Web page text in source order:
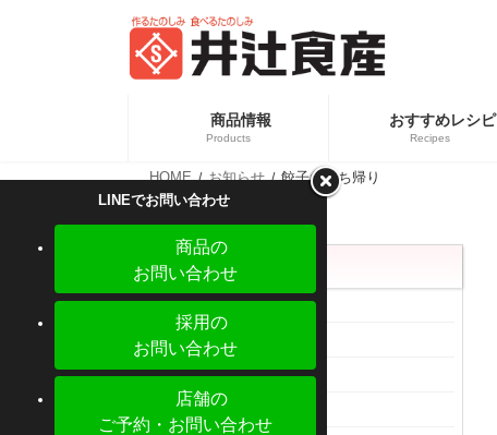
プ
動
商品情報
Products
おすすめレシピ
Recipes
新商品情報
HOME お知らせ 餃子お持ち帰り
カテゴリー
メディア掲載
新着情報
中食事業部
食品事業部
LINEでお問い合わせ
商品の
お問い合わせ
採用の
お問い合わせ
店舗の
ご予約・お問い合わせ